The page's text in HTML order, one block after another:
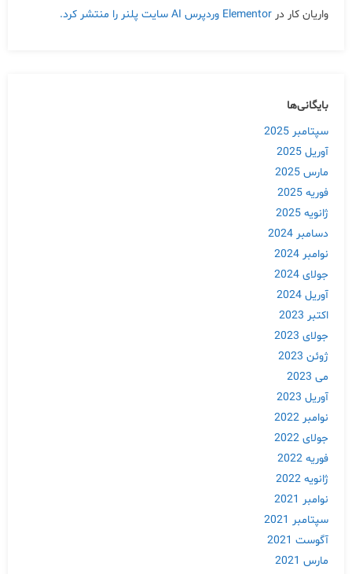
واریان کار در Elementor وردپرس AI سایت پلنر را منتشر کرد.
بایگانی‌ها
سپتامبر 2025
آوریل 2025
مارس 2025
فوریه 2025
ژانویه 2025
دسامبر 2024
نوامبر 2024
جولای 2024
آوریل 2024
اکتبر 2023
جولای 2023
ژوئن 2023
می 2023
آوریل 2023
نوامبر 2022
جولای 2022
فوریه 2022
ژانویه 2022
نوامبر 2021
سپتامبر 2021
آگوست 2021
مارس 2021